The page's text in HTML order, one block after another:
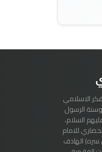
الاسلامي
وسنة الرسول
السلام،
للامام
الهادف